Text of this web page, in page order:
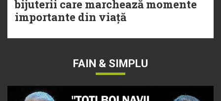
bijuterii care marchează momente
importante din viață
FAIN & SIMPLU